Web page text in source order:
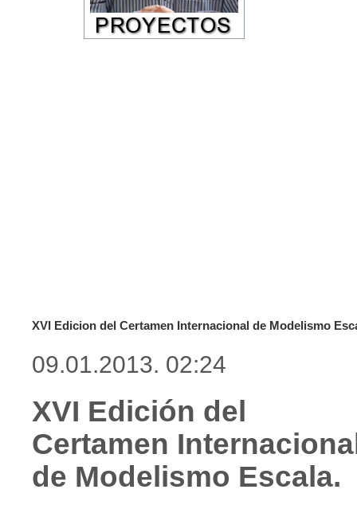
XVI Edicion del Certamen Internacional de Modelismo
09.01.2013. 02:24
XVI Edición del
Certamen
de Modelismo Escala.